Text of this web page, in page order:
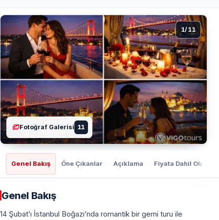
1/11
Fotoğraf Galerisi 11
Genel Bakış Öne Çıkanlar Açıklama Fiyata Dahil Olanlar
Genel Bakış
14 Şubat’ı İstanbul Boğazı’nda romantik bir gemi turu ile